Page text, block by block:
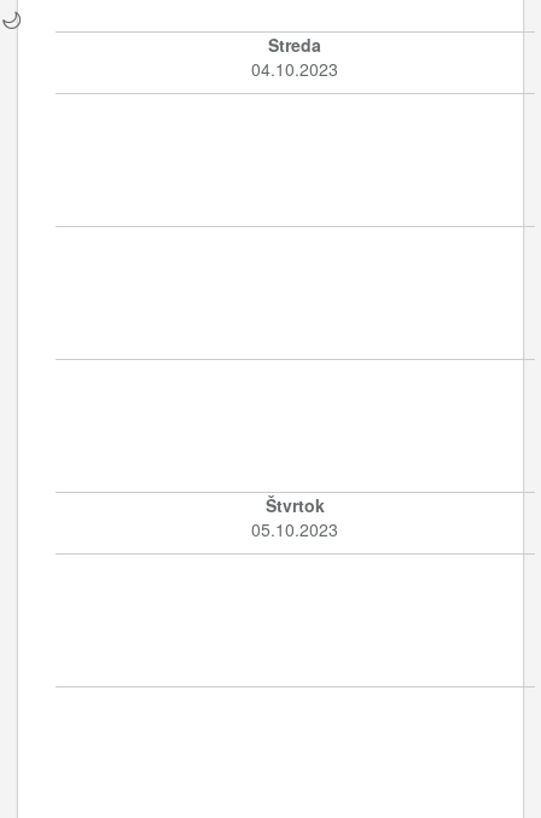
Streda
04.10.2023
Štvrtok
05.10.2023